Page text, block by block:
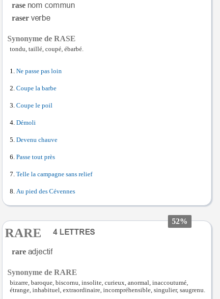
rase
raser
Synonyme de RASE
tondu, taillé, coupé, ébarbé.
Ne passe pas loin
Coupe la barbe
Coupe le poil
Démoli
Devenu chauve
Passe tout près
Telle la campagne sans relief
Au pied des Cévennes
52%
RARE
rare
Synonyme de RARE
bizarre, baroque, biscornu, insolite, curieux, anormal, inaccoutumé,
étrange, inhabituel, extraordinaire, incompréhensible, singulier, saugrenu.